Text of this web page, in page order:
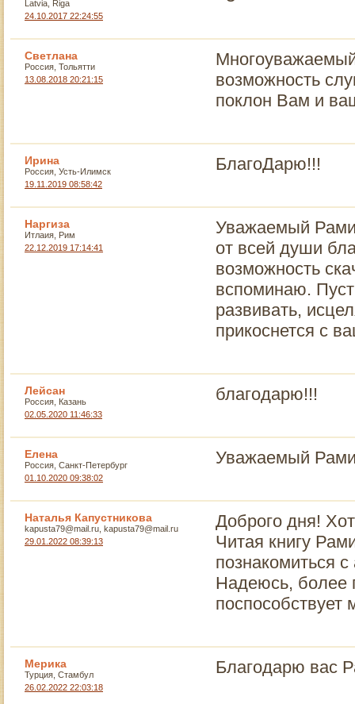
Latvia, Riga
24.10.2017 22:24:55
Светлана
Россия, Тольятти
13.08.2018 20:21:15
возможность
поклон Вам и
Ирина
Россия, Усть-Илимск
19.11.2019 08:58:42
БлагоДарю!!!
Наргиза
Итлаия, Рим
22.12.2019 17:14:41
Уважаемый
от всей души
возможность
вспоминаю.
развивать,
прикоснется с
Лейсан
Россия, Казань
02.05.2020 11:46:33
благодарю!!!
Елена
Россия, Санкт-Петербург
01.10.2020 09:38:02
Уважаемый
Наталья Капустникова
kapusta79@mail.ru, kapusta79@mail.ru
29.01.2022 08:39:13
Доброго дня!
Читая книгу
познакомиться
Надеюсь, более
Мерика
Турция, Стамбул
26.02.2022 22:03:18
Благодарю вас